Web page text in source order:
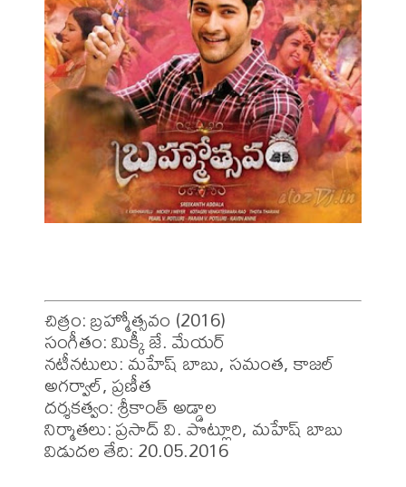
చిత్రం: బ్రహ్మోత్సవం (2016)
సంగీతం: మిక్కీ జే. మేయర్
నటీనటులు: మహేష్ బాబు, సమంత, కాజల్
అగర్వాల్, ప్రణీత
దర్శకత్వం: శ్రీకాంత్ అడ్డాల
నిర్మాతలు: ప్రసాద్ వి. పొట్లూరి, మహేష్ బాబు
విడుదల తేది: 20.05.2016